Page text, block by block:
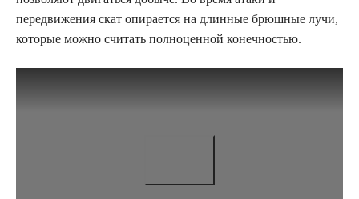
передвижения скат опирается на длинные брюшные лучи,
которые можно считать полноценной конечностью.